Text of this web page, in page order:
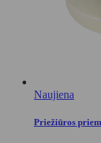
Naujiena
Priežiūros